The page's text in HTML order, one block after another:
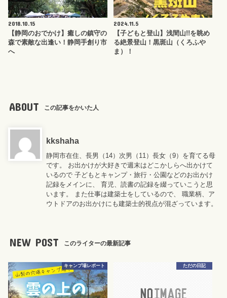
2018.10.15
【静岡のおでかけ】癒しの鎮守の
森で素敵な出逢い！静岡手創り市
へ
2024.11.5
【子どもと登山】浅間山!!を眺め
る絶景登山！黒斑山（くろふや
ま）！
ABOUT この記事をかいた人
kkshaha
静岡市在住、長男（14）次男（11）長女（9）を育てる母
です。 お出かけが大好きで週末はどこかしらへ出かけて
いるので 子どもとキャンプ・旅行・公園などのお出かけ
記録をメインに、 育児、読書の記録を綴っていこうと思
います。 また仕事は建築士をしているので、 職業柄、ア
ウトドアのお出かけにも建築士的視点が混ざっています。
NEW POST このライターの最新記事
キャンプ場レポート ただの日記